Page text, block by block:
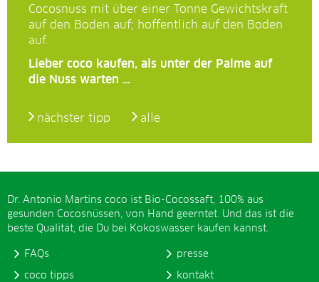
Cocosnuss mit über einer Tonne Gewichtskraft
auf den Boden auf; hoffentlich auf den Boden
auf.
Lieber coco kaufen, als unter der Palme auf
die Nuss warten …
nächster tipp alle
Dr. Antonio Martins coco ist Bio-Cocossaft, 100% aus
gesunden Cocosnüssen, von Hand geerntet. Und das ist die
beste Qualität, die Du bei Kokoswasser kaufen kannst.
FAQs
coco tipps
presse
kontakt